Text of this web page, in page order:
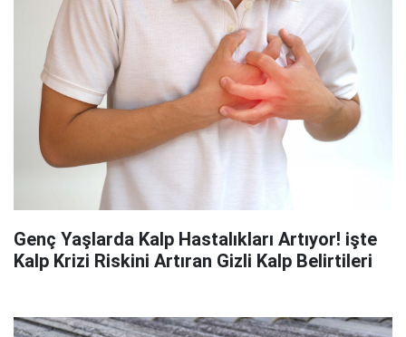
Genç Yaşlarda Kalp Hastalıkları Artıyor! işte
Kalp Krizi Riskini Artıran Gizli Kalp Belirtileri